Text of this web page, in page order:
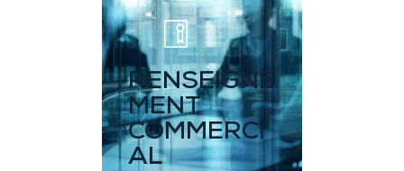
RENSEIGNE
MENT
COMMERCI
AL